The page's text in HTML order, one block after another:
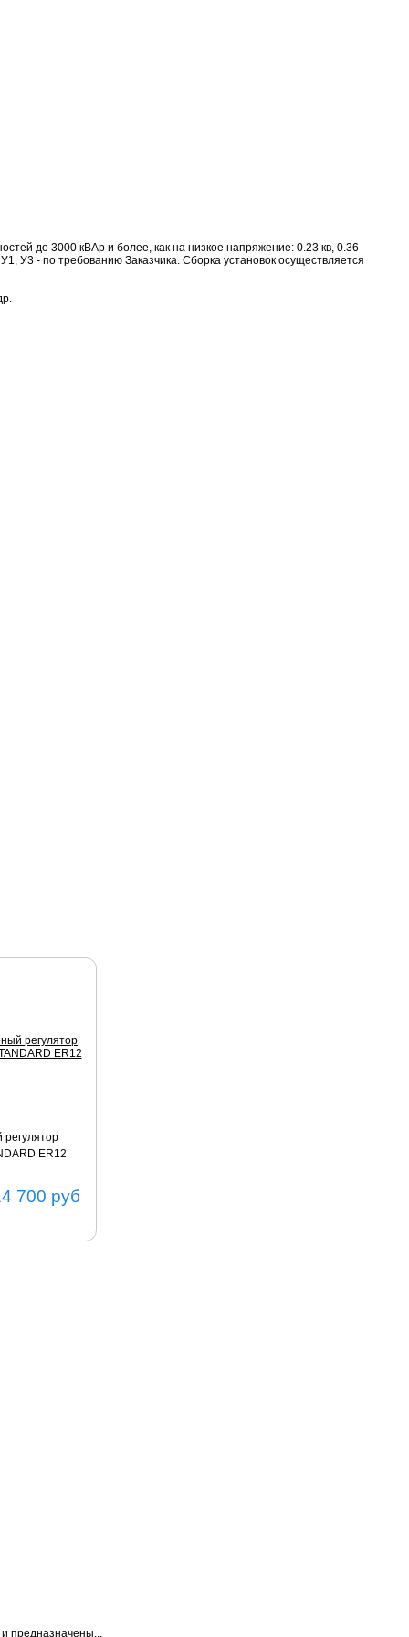
до 3000 кВАр и более, как на низкое напряжение: 0.23 кв, 0.36
У3 - по требованию Заказчика. Сборка установок осуществляется
ER12
700 руб
и предназначены...